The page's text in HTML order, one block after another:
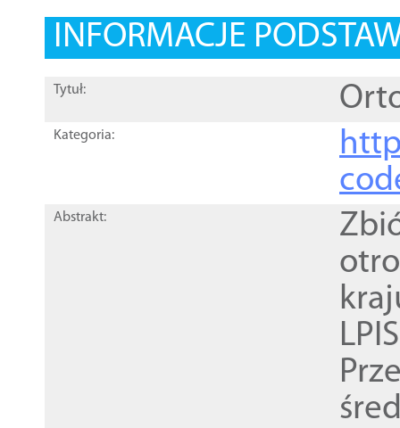
INFORMACJE
Tytuł:
Kategoria:
Abstrakt: